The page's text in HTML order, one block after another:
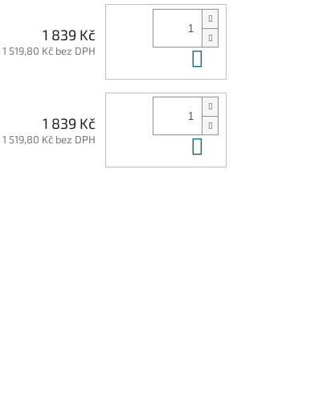
1 839 Kč
1 519,80 Kč bez DPH
1 839 Kč
1 519,80 Kč bez DPH